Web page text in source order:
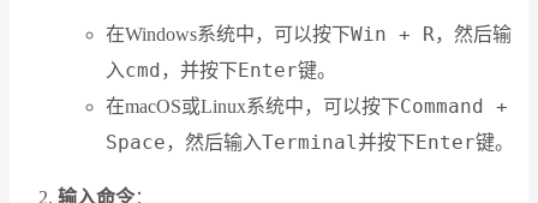
在Windows系统中，可以按下Win + R，然后输
入cmd，并按下Enter键。
在macOS或Linux系统中，可以按下Command +
Space，然后输入Terminal并按下Enter键。
输入命令：